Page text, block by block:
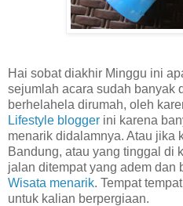
Hai sobat diakhir Minggu ini
sejumlah acara sudah banyak
berhelahela dirumah, oleh
Lifestyle blogger ini karena
menarik didalamnya. Atau jika
Bandung, atau yang tinggal di
jalan ditempat yang adem dan
Wisata menarik. Tempat
untuk kalian berpergiaan.